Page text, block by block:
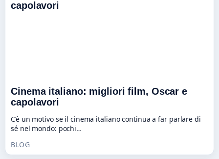
Cinema italiano: migliori film, Oscar e
capolavori
C’è un motivo se il cinema italiano continua a far parlare di
sé nel mondo: pochi…
BLOG